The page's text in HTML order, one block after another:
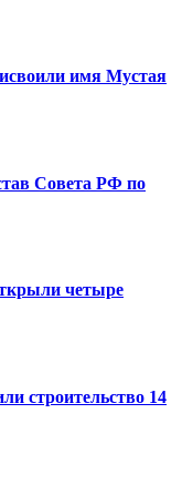
имя Мустая
Совета РФ по
четыре
строительство 14